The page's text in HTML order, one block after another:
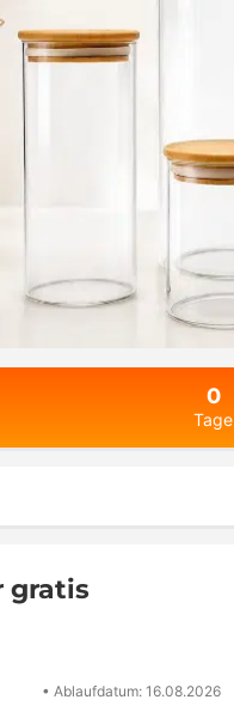
0
Tage
gratis
• Ablaufdatum: 16.08.2026